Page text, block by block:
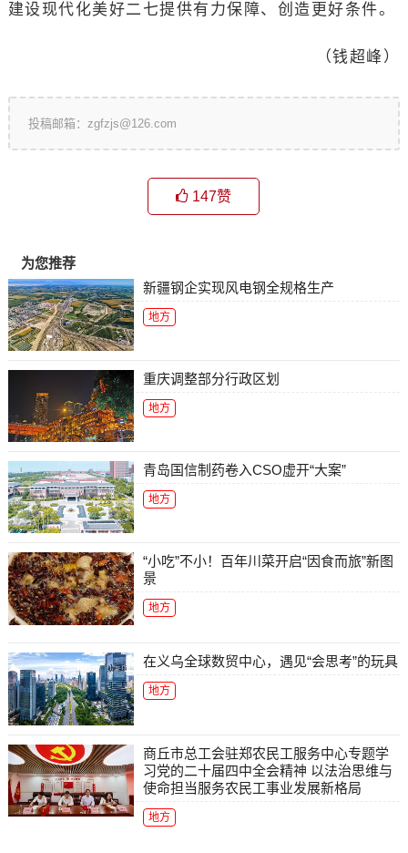
建设现代化美好二七提供有力保障、创造更好条件。
（钱超峰）
投稿邮箱：zgfzjs@126.com
147赞
为您推荐
新疆钢企实现风电钢全规格生产
地方
重庆调整部分行政区划
地方
青岛国信制药卷入CSO虚开“大案”
地方
“小吃”不小！百年川菜开启“因食而旅”新图
景
地方
在义乌全球数贸中心，遇见“会思考”的玩具
地方
商丘市总工会驻郑农民工服务中心专题学
习党的二十届四中全会精神 以法治思维与
使命担当服务农民工事业发展新格局
地方